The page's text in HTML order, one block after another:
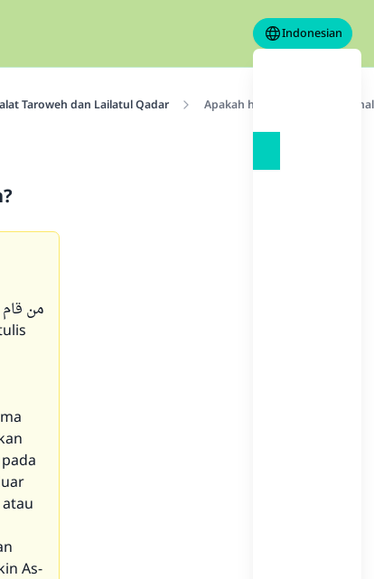
Indonesian
Taroweh dan Lailatul Qadar Apakah hadits, “Siapa yang
من
As-